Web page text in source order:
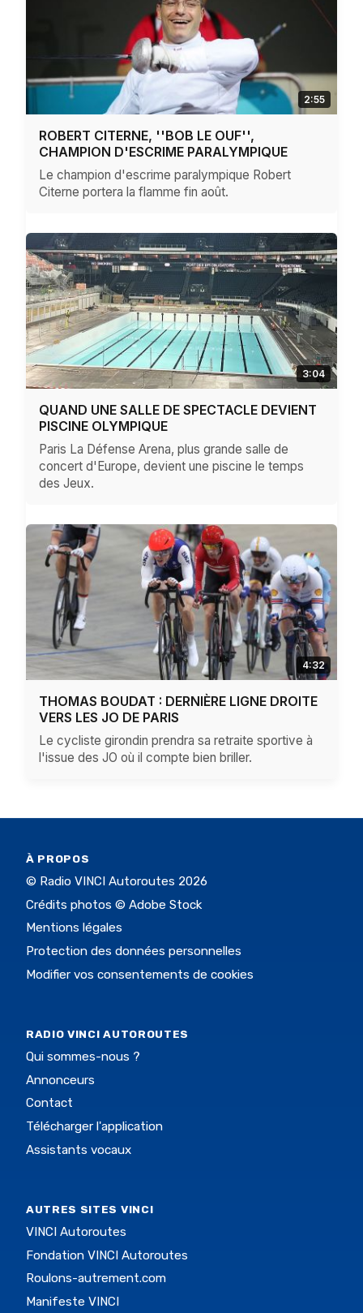
2:55
ROBERT CITERNE, ''BOB LE OUF'',
CHAMPION D'ESCRIME PARALYMPIQUE
Le champion d'escrime paralympique Robert
Citerne portera la flamme fin août.
3:04
QUAND UNE SALLE DE SPECTACLE DEVIENT
PISCINE OLYMPIQUE
Paris La Défense Arena, plus grande salle de
concert d'Europe, devient une piscine le temps
des Jeux.
4:32
THOMAS BOUDAT : DERNIÈRE LIGNE DROITE
VERS LES JO DE PARIS
Le cycliste girondin prendra sa retraite sportive à
l'issue des JO où il compte bien briller.
À PROPOS
© Radio VINCI Autoroutes 2026
Crédits photos © Adobe Stock
Mentions légales
Protection des données personnelles
Modifier vos consentements de cookies
RADIO VINCI AUTOROUTES
Qui sommes-nous ?
Annonceurs
Contact
Télécharger l'application
Assistants vocaux
AUTRES SITES VINCI
VINCI Autoroutes
Fondation VINCI Autoroutes
Roulons-autrement.com
Manifeste VINCI